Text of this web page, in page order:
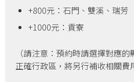
+800元：石門、雙溪、瑞芳
+1000元：貢寮
（請注意：預約時請選擇對應
正確行政區，將另行補收相關費